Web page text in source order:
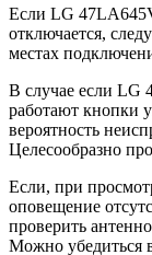
Если LG
отключается,
местах
В случае если LG
работают кнопки
вероятность
Целесообразно
Если, при
оповещение
проверить
Можно убедиться